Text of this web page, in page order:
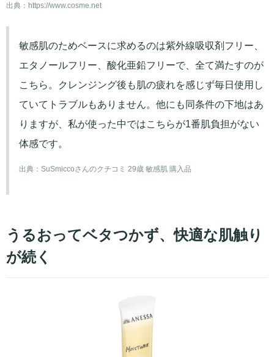
出典： https://www.cosme.net
敏感肌のためベースに求めるのは紫外線吸収剤フリー、
エタノールフリー、酸化亜鉛フリーで、全て満たすのが
こちら。クレンジング後も肌の疲れを感じず毎日使用し
ていてトラブルもありません。他にも同条件の下地はあ
りますが、私が使った中ではこちらが1番肌負担がない
体感です。
出典： SuSmiccoさんのクチコミ 29歳 敏感肌 購入品
うるおってベタつかず、快適な肌触り
が続く